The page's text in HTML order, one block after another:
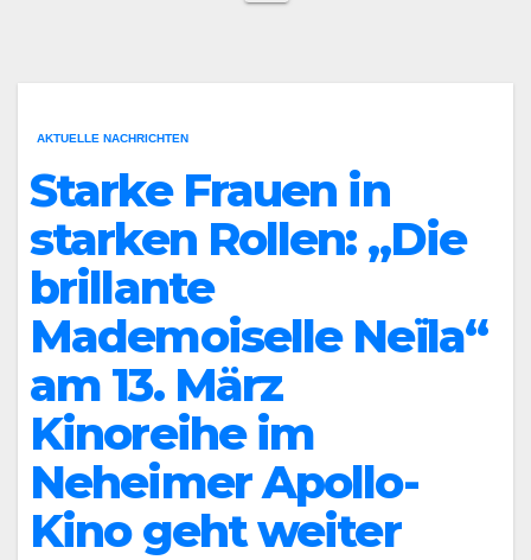
AKTUELLE NACHRICHTEN
Starke Frauen in
starken Rollen: „Die
brillante
Mademoiselle Neïla“
am 13. März
Kinoreihe im
Neheimer Apollo-
Kino geht weiter